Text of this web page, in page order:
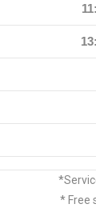
* Free